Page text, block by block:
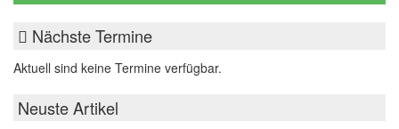
Nächste Termine
Aktuell sind keine Termine verfügbar.
Neuste Artikel